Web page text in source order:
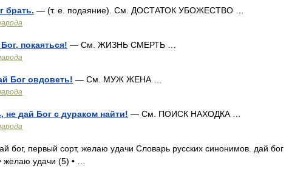
брать. — (т. е. подаяние). См. ДОСТАТОК УБОЖЕСТВО …
покаяться! — См. ЖИЗНЬ СМЕРТЬ …
Бог овдоветь! — См. МУЖ ЖЕНА …
не дай Бог с дураком найти! — См. ПОИСК НАХОДКА …
бог, первый сорт, желаю удачи Словарь русских синонимов. дай бог
желаю удачи (5) • …